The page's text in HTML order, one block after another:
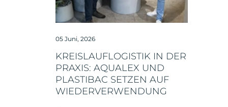
05 Juni, 2026
KREISLAUFLOGISTIK IN DER
PRAXIS: AQUALEX UND
PLASTIBAC SETZEN AUF
WIEDERVERWENDUNG